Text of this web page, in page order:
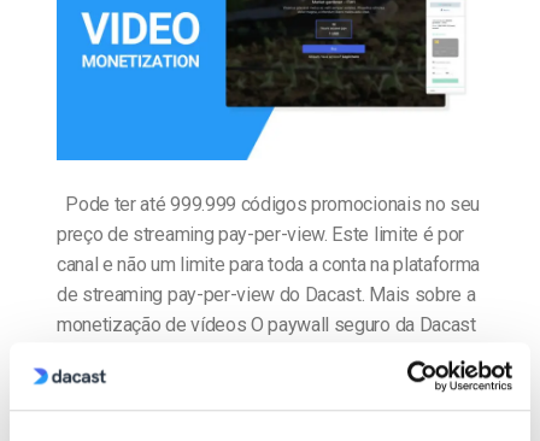
Pode ter até 999.999 códigos promocionais no seu
preço de streaming pay-per-view. Este limite é por
canal e não um limite para toda a conta na plataforma
de streaming pay-per-view do Dacast. Mais sobre a
monetização de vídeos O paywall seguro da Dacast
conteúdo de vídeo com […]